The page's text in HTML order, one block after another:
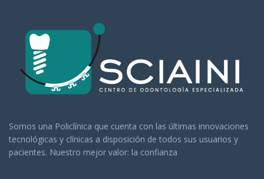
Somos una Policlínica que cuenta con las últimas innovaciones
tecnológicas y clínicas a disposición de todos sus usuarios y
pacientes. Nuestro mejor valor: la confianza